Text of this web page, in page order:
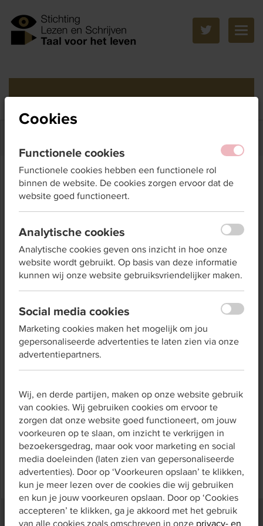
Taalzelftest
Taalzelftest
Met de Taalzelftest kan iedereen op een eenvoudige
manier kijken hoe taalvaardig hij of zij is. Ook
organisaties kunnen dit instrument gebruiken om bij
cliënten, klanten of werknemers snel inzicht te krijgen
De Taalzelftest duurt een paar minuten bestaat uit
verschillende stellingen waarin deelnemers kunnen
aangeven hoe goed zij bepaalde taalvaardigheden
om direct te starten!
Doe de Taalzelftest
Cookies
Functionele cookies
Functionele cookies hebben een functionele rol
binnen de website. De cookies zorgen ervoor dat de
website goed functioneert.
Analytische cookies
Analytische cookies geven ons inzicht in hoe onze
website wordt gebruikt. Op basis van deze informatie
kunnen wij onze website gebruiksvriendelijker maken.
Social media cookies
Marketing cookies maken het mogelijk om jou
gepersonaliseerde advertenties te laten zien via onze
advertentiepartners.
Wij, en derde partijen, maken op onze website gebruik
van cookies. Wij gebruiken cookies om ervoor te
zorgen dat onze website goed functioneert, om jouw
voorkeuren op te slaan, om inzicht te verkrijgen in
bezoekersgedrag, maar ook voor marketing en social
media doeleinden (laten zien van gepersonaliseerde
advertenties). Door op ‘Voorkeuren opslaan’ te klikken,
kun je meer lezen over de cookies die wij gebruiken
en kun je jouw voorkeuren opslaan. Door op ‘Cookies
accepteren’ te klikken, ga je akkoord met het gebruik
van alle cookies zoals omschreven in onze privacy- en